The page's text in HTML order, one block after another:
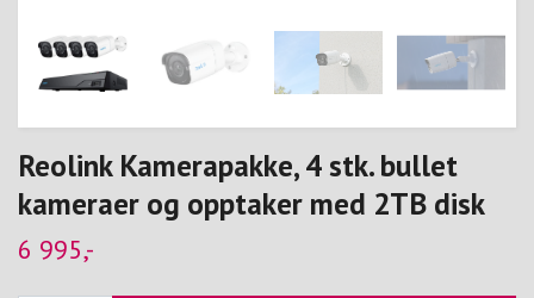
Reolink Kamerapakke, 4 stk. bullet
kameraer og opptaker med 2TB disk
6 995,-